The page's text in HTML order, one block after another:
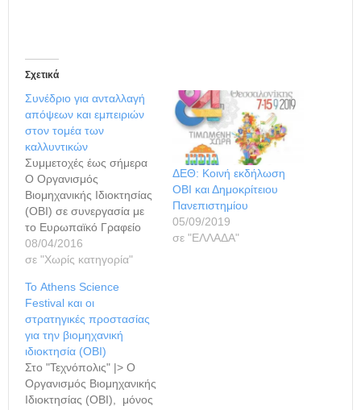
Σχετικά
Συνέδριο για ανταλλαγή
απόψεων και εμπειριών
στον τομέα των
καλλυντικών
Συμμετοχές έως σήμερα
Ο Οργανισμός
Βιομηχανικής Ιδιοκτησίας
(ΟΒΙ) σε συνεργασία με
το Ευρωπαϊκό Γραφείο
Διπλωμάτων
Ευρεσιτεχνίας (European
διοργανώνουν την
Παρασκευή 15 Απριλίου
συνέδριο με θέμα «Τα ΔΕ
στον κλάδο των
καλλυντικών: Στρατηγικές
προστασίας και εμπορική
εκμετάλλευση». Το
συνέδριο, που θα
08/04/2016
σε "Χωρίς κατηγορία"
ΔΕΘ: Κοινή εκδήλωση
ΟΒΙ και Δημοκρίτειου
Πανεπιστημίου
05/09/2019
σε "ΕΛΛΑΔΑ"
Το Athens Science
Festival και οι
στρατηγικές προστασίας
για την βιομηχανική
ιδιοκτησία (ΟΒΙ)
Στο "Τεχνόπολις" |> Ο
Οργανισμός Βιομηχανικής
Ιδιοκτησίας (ΟΒΙ), μόνος